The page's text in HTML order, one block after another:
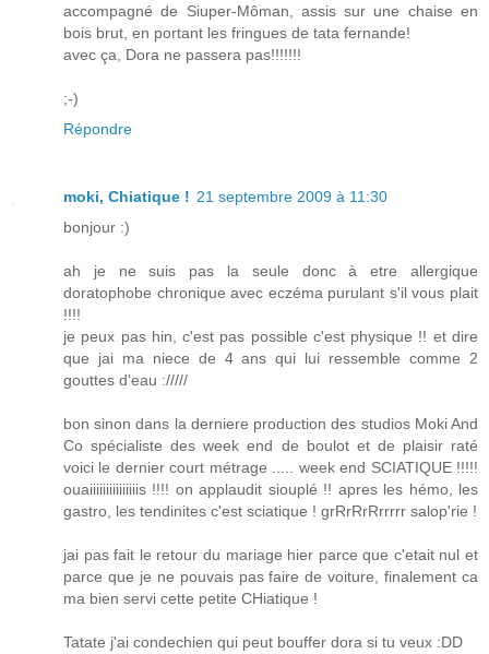
accompagné de Siuper-Môman, assis sur une chaise en
bois brut, en portant les fringues de tata fernande!
avec ça, Dora ne passera pas!!!!!!!
;-)
Répondre
moki, Chiatique ! 21 septembre 2009 à 11:30
bonjour :)
ah je ne suis pas la seule donc à etre allergique
doratophobe chronique avec eczéma purulant s'il vous plait
!!!!
je peux pas hin, c'est pas possible c'est physique !! et dire
que jai ma niece de 4 ans qui lui ressemble comme 2
gouttes d'eau ://///
bon sinon dans la derniere production des studios Moki And
Co spécialiste des week end de boulot et de plaisir raté
voici le dernier court métrage ..... week end SCIATIQUE !!!!!
ouaiiiiiiiiiiiiiiis !!!! on applaudit siouplé !! apres les hémo, les
gastro, les tendinites c'est sciatique ! grRrRrRrrrrr salop'rie !
jai pas fait le retour du mariage hier parce que c'etait nul et
parce que je ne pouvais pas faire de voiture, finalement ca
ma bien servi cette petite CHiatique !
Tatate j'ai condechien qui peut bouffer dora si tu veux :DD